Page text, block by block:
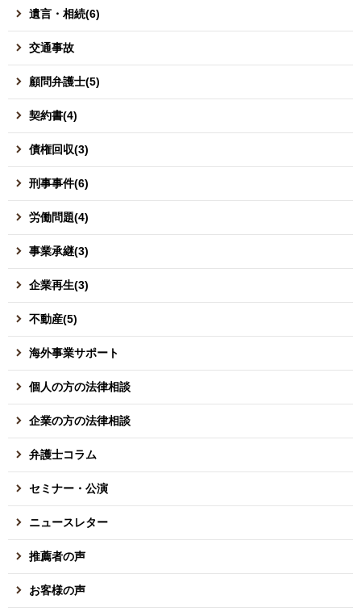
遺言・相続(6)
交通事故
顧問弁護士(5)
契約書(4)
債権回収(3)
刑事事件(6)
労働問題(4)
事業承継(3)
企業再生(3)
不動産(5)
海外事業サポート
個人の方の法律相談
企業の方の法律相談
弁護士コラム
セミナー・公演
ニュースレター
推薦者の声
お客様の声